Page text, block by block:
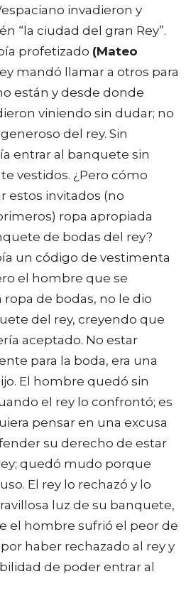
invadieron y
“la ciudad del gran Rey”.
profetizado (Mateo
mandó llamar a otros para
están y desde donde
viniendo sin dudar; no
del rey. Sin
entrar al banquete sin
vestidos. ¿Pero cómo
estos invitados (no
ropa apropiada
de bodas del rey?
un código de vestimenta
el hombre que se
de bodas, no le dio
del rey, creyendo que
aceptado. No estar
para la boda, era una
El hombre quedó sin
el rey lo confrontó; es
pensar en una excusa
su derecho de estar
quedó mudo porque
El rey lo rechazó y lo
luz de su banquete,
el hombre sufrió el peor de
haber rechazado al rey y
de poder entrar al